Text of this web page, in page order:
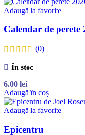
Adaugă la favorite
Calendar de
(0)
În stoc
6.00 lei
Adaugă în coș
Adaugă la favorite
Epicentru